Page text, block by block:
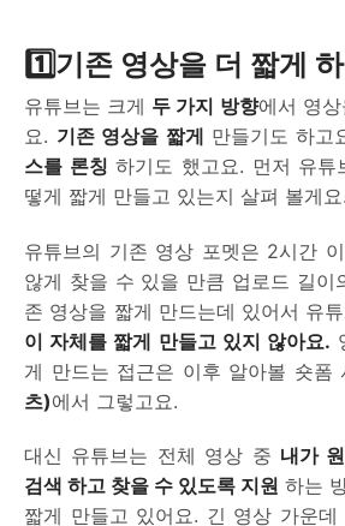
1️⃣기존 영상을 더 짧게
유튜브는 크게 두 가지 방향에서 영
요. 기존 영상을 짧게 만들기도 하고
스를 론칭 하기도 했고요. 먼저 유튜
떻게 짧게 만들고 있는지 살펴 볼게요.
유튜브의 기존 영상 포멧은 2시간
않게 찾을 수 있을 만큼 업로드 길이
존 영상을 짧게 만드는데 있어서 유
이 자체를 짧게 만들고 있지 않아요.
게 만드는 접근은 이후 알아볼 숏폼
츠)에서 그렇고요.
대신 유튜브는 전체 영상 중 내가
검색 하고 찾을 수 있도록 지원 하는
짧게 만들고 있어요. 긴 영상 가운데